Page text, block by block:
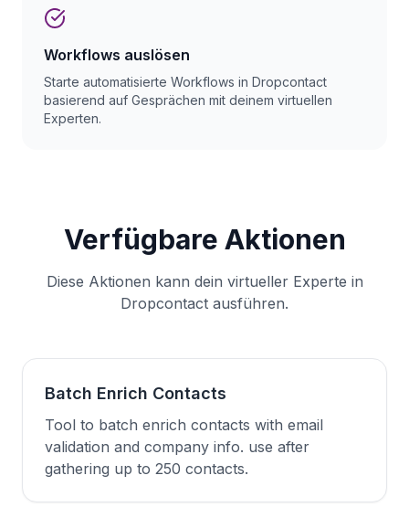
Workflows auslösen
Starte automatisierte Workflows in Dropcontact
basierend auf Gesprächen mit deinem virtuellen
Experten.
Verfügbare Aktionen
Diese Aktionen kann dein virtueller Experte in
Dropcontact ausführen.
Batch Enrich Contacts
Tool to batch enrich contacts with email
validation and company info. use after
gathering up to 250 contacts.